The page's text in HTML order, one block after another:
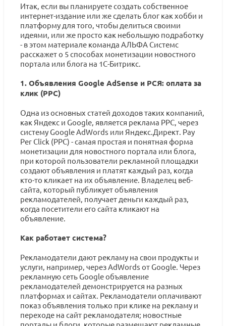
Итак, если вы планируете создать собственное
интернет-издание или же сделать блог как хобби и
платформу для того, чтобы делиться своими
идеями, или же просто как небольшую подработку
- в этом материале команда АЛЬФА Системс
расскажет о 5 способах монетизации новостного
портала или блога на 1С-Битрикс.
1. Объявления Google AdSense и РСЯ: оплата за
клик (PPC)
Одна из основных статей доходов таких компаний,
как Яндекс и Google, является реклама PPC, через
систему Google AdWords или Яндекс.Директ. Pay
Per Click (PPC) - самая простая и понятная форма
монетизации для новостного портала или блога,
при которой пользователи рекламной площадки
создают объявления и платят каждый раз, когда
кто-то кликает на их объявление. Владелец веб-
сайта, который публикует объявления
рекламодателей, получает деньги каждый раз,
когда посетители его сайта кликают на
объявление.
Как работает система?
Рекламодатели дают рекламу на свои продукты и
услуги, например, через AdWords от Google. Через
рекламную сеть Google объявление
рекламодателей демонстрируется на разных
платформах и сайтах. Рекламодатели оплачивают
показ объявления только при клике на рекламу и
переходе на сайт рекламодателя; новостные